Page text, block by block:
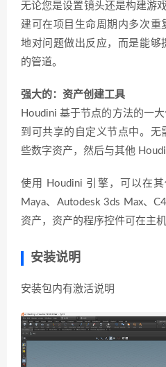
无论您是设置镜头还是构建游
建可在项目生命周期内多次重
地对问题做出反应，而是能够
的管道。
强大的：资产创建工具
Houdini 基于节点的方法的一
到可共享的自定义节点中。无
些数字资产，然后与其他
使用 Houdini 引擎，可以在
Maya、Autodesk 3ds Max、
资产，资产的程序控件可在主
安装说明
安装包内有激活说明